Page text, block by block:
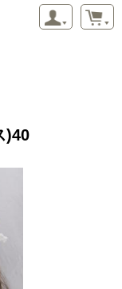
)40